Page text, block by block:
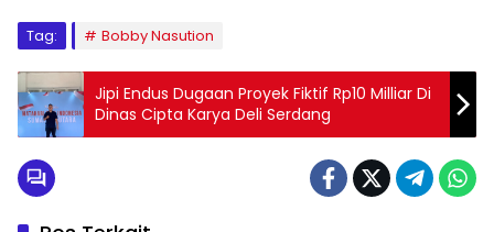
Tag: Bobby Nasution
Jipi Endus Dugaan Proyek Fiktif Rp10 Milliar Di
Dinas Cipta Karya Deli Serdang